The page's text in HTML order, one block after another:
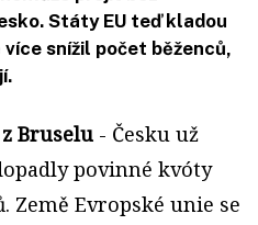
Státy EU teď kladou
snížil počet běženců,
Bruselu - Česku už
povinné kvóty
Evropské unie se